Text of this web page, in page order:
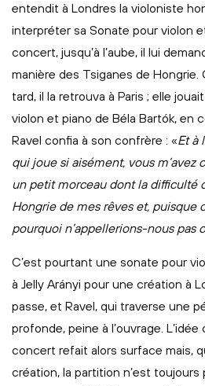
entendit à Londres la violoniste
interpréter sa Sonate pour violon
concert, jusqu’à l’aube, il lui
manière des Tsiganes de Hongrie.
tard, il la retrouva à Paris ; elle
violon et piano de Béla Bartók, en
Ravel confia à son confrère : «Et à
qui joue si aisément, vous m’avez
un petit morceau dont la difficulté
Hongrie de mes rêves et, puisque
pourquoi n’appellerions-nous pas
C’est pourtant une sonate pour
à Jelly Arányi pour une création à
passe, et Ravel, qui traverse une
profonde, peine à l’ouvrage.
concert refait alors surface mais,
création, la partition n’est toujours